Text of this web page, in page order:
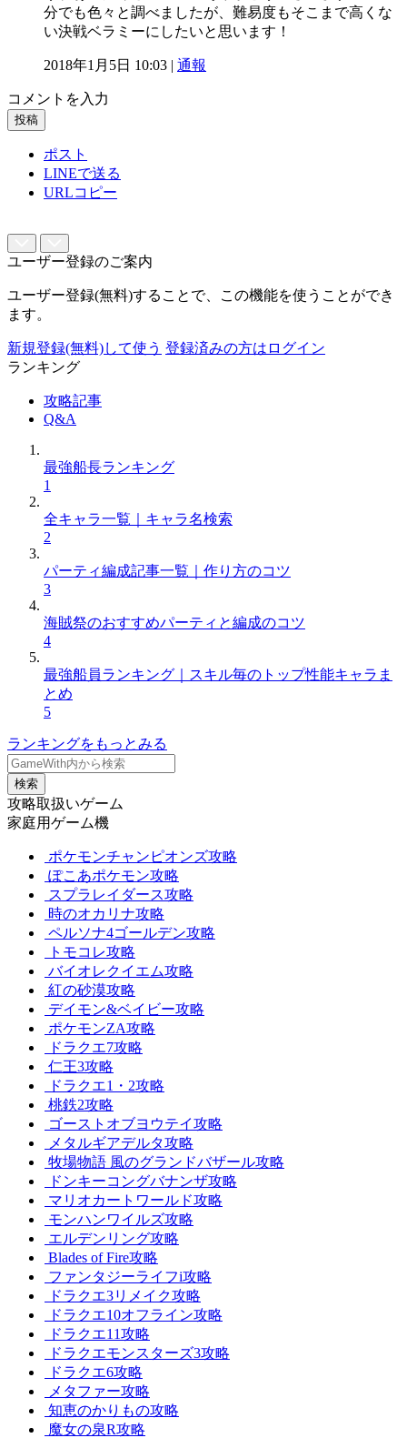
分でも色々と調べましたが、難易度もそこまで高くな
い決戦ベラミーにしたいと思います！
2018年1月5日 10:03 | 通報
コメントを入力
投稿
ポスト
LINEで送る
URLコピー
ユーザー登録のご案内
ユーザー登録(無料)することで、この機能を使うことができ
ます。
新規登録(無料)して使う 登録済みの方はログイン
ランキング
攻略記事
Q&A
最強船長ランキング
1
全キャラ一覧｜キャラ名検索
2
パーティ編成記事一覧｜作り方のコツ
3
海賊祭のおすすめパーティと編成のコツ
4
最強船員ランキング｜スキル毎のトップ性能キャラま
とめ
5
ランキングをもっとみる
検索
攻略取扱いゲーム
家庭用ゲーム機
ポケモンチャンピオンズ攻略
ぽこあポケモン攻略
スプラレイダース攻略
時のオカリナ攻略
ペルソナ4ゴールデン攻略
トモコレ攻略
バイオレクイエム攻略
紅の砂漠攻略
デイモン&ベイビー攻略
ポケモンZA攻略
ドラクエ7攻略
仁王3攻略
ドラクエ1・2攻略
桃鉄2攻略
ゴーストオブヨウテイ攻略
メタルギアデルタ攻略
牧場物語 風のグランドバザール攻略
ドンキーコングバナンザ攻略
マリオカートワールド攻略
モンハンワイルズ攻略
エルデンリング攻略
Blades of Fire攻略
ファンタジーライフi攻略
ドラクエ3リメイク攻略
ドラクエ10オフライン攻略
ドラクエ11攻略
ドラクエモンスターズ3攻略
ドラクエ6攻略
メタファー攻略
知恵のかりもの攻略
魔女の泉R攻略